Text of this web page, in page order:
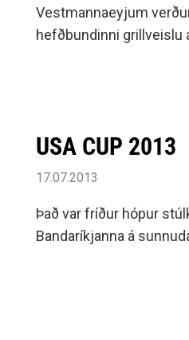
Vestmannaeyjum
hefðbundinni grillveislu
USA CUP 2013
17.07.2013
Það var fríður hópur
Bandaríkjanna á